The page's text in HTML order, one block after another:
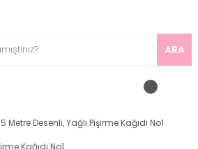
ARA
5 Metre Desenli, Yağlı Pişirme Kağıdı No1